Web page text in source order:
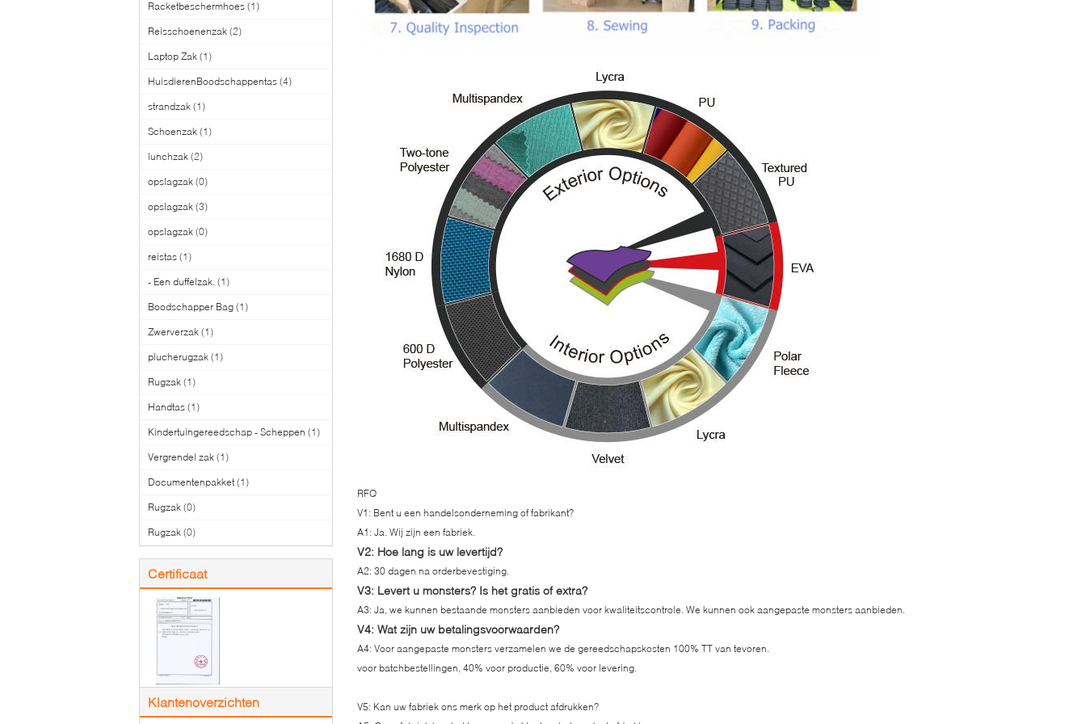
Racketbeschermhoes (1)
Reisschoenenzak (2)
Laptop Zak (1)
HuisdierenBoodschappentas (4)
strandzak (1)
Schoenzak (1)
lunchzak (2)
opslagzak (0)
opslagzak (3)
opslagzak (0)
reistas (1)
- Een duffelzak. (1)
Boodschapper Bag (1)
Zwerverzak (1)
plucherugzak (1)
Rugzak (1)
Handtas (1)
Kindertuingereedschap - Scheppen (1)
Vergrendel zak (1)
Documentenpakket (1)
Rugzak (0)
Rugzak (0)
Certificaat
Klantenoverzichten
RFQ
V1: Bent u een handelsonderneming of fabrikant?
A1: Ja. Wij zijn een fabriek.
V2: Hoe lang is uw levertijd?
A2: 30 dagen na orderbevestiging.
V3: Levert u monsters? Is het gratis of extra?
A3: Ja, we kunnen bestaande monsters aanbieden voor kwaliteitscontrole. We kunnen ook aangepaste monsters aanbieden.
V4: Wat zijn uw betalingsvoorwaarden?
A4: Voor aangepaste monsters verzamelen we de gereedschapskosten 100% TT van tevoren.
voor batchbestellingen, 40% voor productie, 60% voor levering.
V5: Kan uw fabriek ons merk op het product afdrukken?